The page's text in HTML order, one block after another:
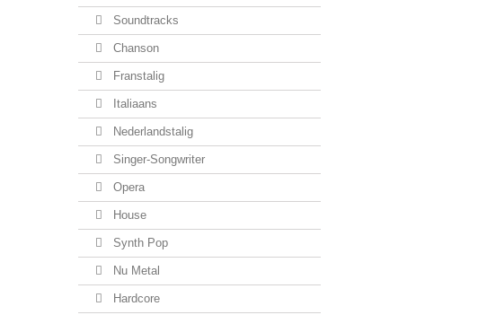
Soundtracks
Chanson
Franstalig
Italiaans
Nederlandstalig
Singer-Songwriter
Opera
House
Synth Pop
Nu Metal
Hardcore